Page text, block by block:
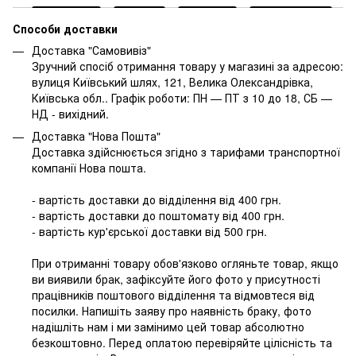
Способи доставки
Доставка "Самовивіз"
Зручний спосіб отримання товару у магазині за адресою:
вулиця Київський шлях, 121, Велика Олександрівка,
Київська обл.. Графік роботи: ПН — ПТ з 10 до 18, СБ —
НД - вихідний.
Доставка "Нова Пошта"
Доставка здійснюється згідно з тарифами транспортної
компанії Нова пошта.
- вартість доставки до відділення від 400 грн.
- вартість доставки до поштомату від 400 грн.
- вартість кур'єрської доставки від 500 грн.
При отриманні товару обов'язково огляньте товар, якщо
ви виявили брак, зафіксуйте його фото у присутності
працівників поштового відділення та відмовтеся від
посилки. Напишіть заяву про наявність браку, фото
надішліть нам і ми замінимо цей товар абсолютно
безкоштовно. Перед оплатою перевіряйте цілісність та